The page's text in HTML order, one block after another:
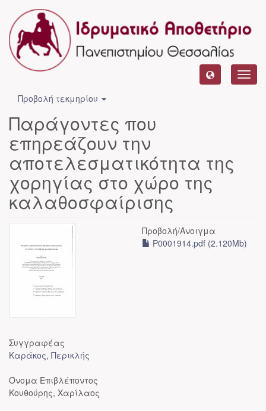
Προβολή τεκμηρίου
Παράγοντες που
επηρεάζουν την
αποτελεσματικότητα της
χορηγίας στο χώρο της
καλαθοσφαίρισης
Προβολή/Άνοιγμα
P0001914.pdf (2.120Mb)
Συγγραφέας
Καράκος, Περικλής
Όνομα Επιβλέποντος
Κουθούρης, Χαρίλαος